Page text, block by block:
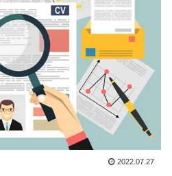
2022.07.27